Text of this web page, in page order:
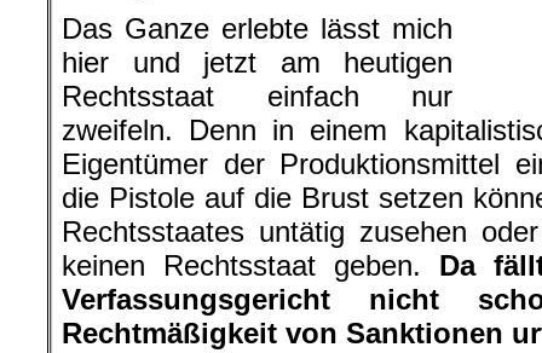
Das Ganze erlebte lässt mich
hier und jetzt am heutigen
Rechtsstaat einfach nur
zweifeln. Denn in einem
Eigentümer der Produktionsmittel
die Pistole auf die Brust setzen
Rechtsstaates untätig zusehen
keinen Rechtsstaat geben. Da
Verfassungsgericht nicht
Rechtmäßigkeit von Sanktionen